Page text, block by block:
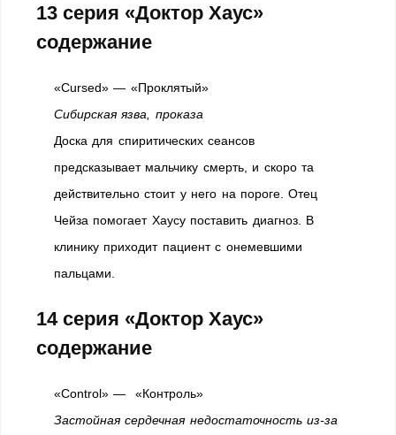
13 серия «Доктор Хаус»
содержание
«Cursed» — «Проклятый»
Сибирская язва, проказа
Доска для спиритических сеансов
предсказывает мальчику смерть, и скоро та
действительно стоит у него на пороге. Отец
Чейза помогает Хаусу поставить диагноз. В
клинику приходит пациент с онемевшими
пальцами.
14 серия «Доктор Хаус»
содержание
«Control» — «Контроль»
Застойная сердечная недостаточность из-за